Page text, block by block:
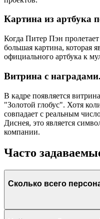
Картина из артбука
Когда Питер Пэн
большая картина, которая
официального артбука к
Витрина с наградами.
В кадре появляется
"Золотой глобус". Хотя
совпадает с реальным
Диснея, это является
компании.
Часто
Сколько всего